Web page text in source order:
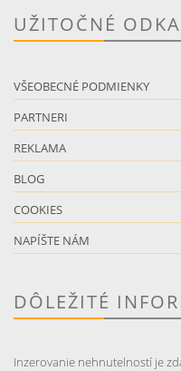
UŽITOČNÉ
VŠEOBECNÉ PODMIENKY
PARTNERI
REKLAMA
BLOG
COOKIES
NAPÍŠTE NÁM
DÔLEŽITÉ
Inzerovanie nehnutelností je